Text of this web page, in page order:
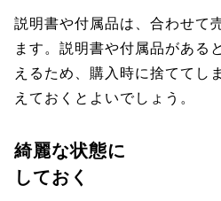
説明書や付属品は、合わせて
ます。説明書や付属品がある
えるため、購入時に捨ててし
えておくとよいでしょう。
綺麗な状態に
しておく